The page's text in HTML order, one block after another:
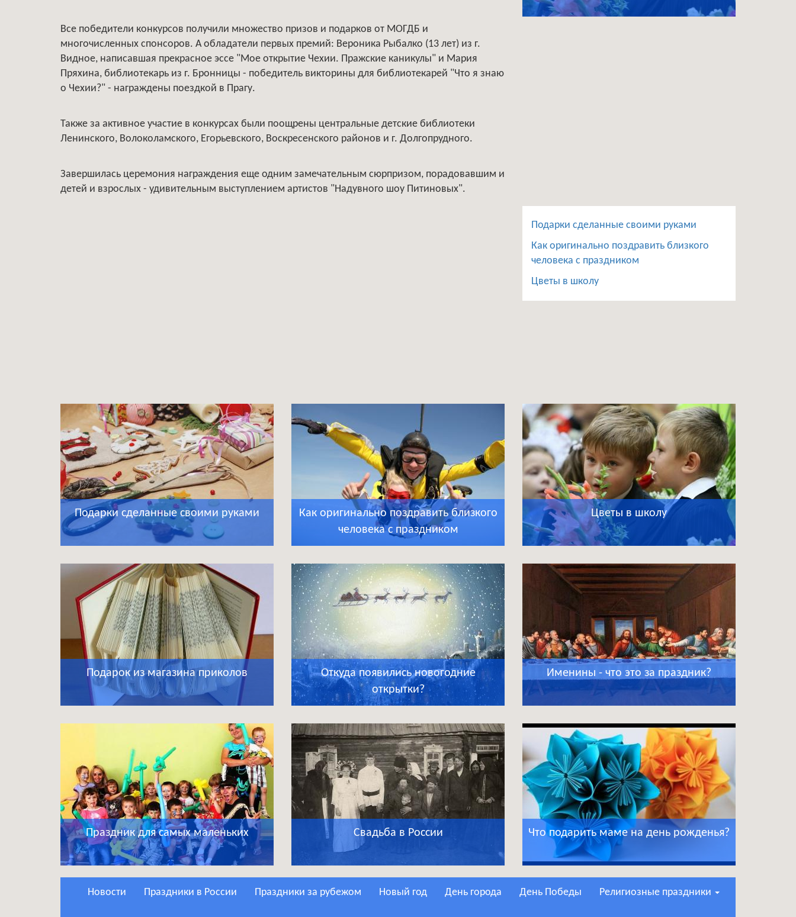
Все победители конкурсов получили множество призов и подарков от МОГДБ и
многочисленных спонсоров. А обладатели первых премий: Вероника Рыбалко (13 лет) из г.
Видное, написавшая прекрасное эссе "Мое открытие Чехии. Пражские каникулы" и Мария
Пряхина, библиотекарь из г. Бронницы - победитель викторины для библиотекарей "Что я знаю
о Чехии?" - награждены поездкой в Прагу.
Также за активное участие в конкурсах были поощрены центральные детские библиотеки
Ленинского, Волоколамского, Егорьевского, Воскресенского районов и г. Долгопрудного.
Завершилась церемония награждения еще одним замечательным сюрпризом, порадовавшим и
детей и взрослых - удивительным выступлением артистов "Надувного шоу Питиновых".
Подарки сделанные своими руками
Как оригинально поздравить близкого
человека с праздником
Цветы в школу
Подарки сделанные своими руками
Как оригинально поздравить близкого
человека с праздником
Цветы в школу
Подарок из магазина приколов
Откуда появились новогодние
открытки?
Именины - что это за праздник?
Праздник для самых маленьких Свадьба в России Что подарить маме на день рожденья?
Новости Праздники в России Праздники за рубежом Новый год День города День Победы Религиозные праздники